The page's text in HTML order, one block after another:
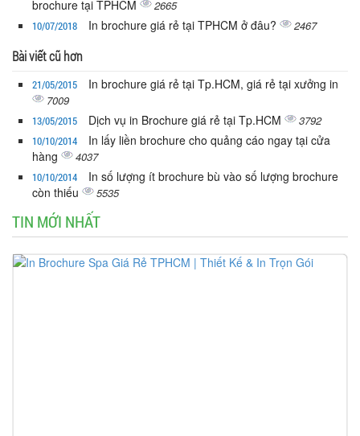
brochure tại TPHCM
2665
10/07/2018 In brochure giá rẻ tại TPHCM ở đâu? 2467
Bài viết cũ hơn
21/05/2015 In brochure giá rẻ tại Tp.HCM, giá rẻ tại xưởng in
7009
13/05/2015 Dịch vụ in Brochure giá rẻ tại Tp.HCM 3792
10/10/2014
In lấy liền brochure cho quảng cáo ngay tại cửa
hàng
4037
10/10/2014
In số lượng ít brochure bù vào số lượng brochure
còn thiếu
5535
TIN MỚI NHẤT